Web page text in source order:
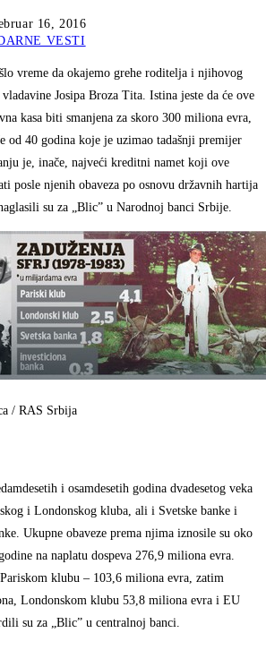
16, 2016
VESTI
vreme da okajemo grehe roditelja i njihovog
Josipa Broza Tita. Istina jeste da će ove
kasa biti smanjena za skoro 300 miliona evra,
od 40 godina koje je uzimao tadašnji premijer
je, inače, najveći kreditni namet koji ove
posle njenih obaveza po osnovu državnih hartija
su za „Blic” u Narodnoj banci Srbije.
/ RAS Srbija
i osamdesetih godina dvadesetog veka
i Londonskog kluba, ali i Svetske banke i
Ukupne obaveze prema njima iznosile su oko
na naplatu dospeva 276,9 miliona evra.
klubu – 103,6 miliona evra, zatim
Londonskom klubu 53,8 miliona evra i EU
su za „Blic” u centralnoj banci.